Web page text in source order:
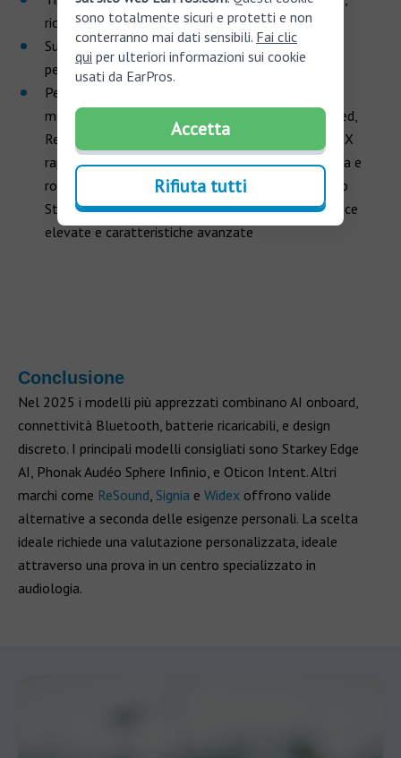
ricaricabile);
Supporto post‑vendita e adattamento
personalizzato.
Per chi convive con ipoacusia grave o profonda,
modelli come Phonak Naída Paradise, Oticon Xceed,
ReSound ENZO Q, e Signia Motion Charge&Go SP X
rappresentano soluzioni specifiche ad alta potenza e
robustezza. Anche il Widex Moment BTE 13 D e lo
Starkey Livio Edge AI si distinguono per performance
elevate e caratteristiche avanzate
Conclusione
Nel 2025 i modelli più apprezzati combinano AI onboard,
connettività Bluetooth, batterie ricaricabili, e design
discreto. I principali modelli consigliati sono Starkey Edge
AI, Phonak Audéo Sphere Infinio, e Oticon Intent. Altri
marchi come ReSound Signia e Widex offrono valide
alternative a seconda delle esigenze personali. La scelta
ideale richiede una valutazione personalizzata, ideale
attraverso una prova in un centro specializzato in
audiologia.
sono totalmente sicuri e protetti e non
conterranno mai dati sensibili. Fai clic
qui per ulteriori informazioni sui cookie
usati da EarPros.
Accetta
Rifiuta tutti